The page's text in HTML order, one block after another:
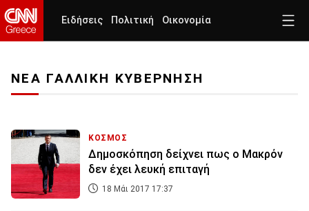
Ειδήσεις Πολιτική Οικονομία
ΝΕΑ ΓΑΛΛΙΚΗ ΚΥΒΕΡΝΗΣΗ
ΚΟΣΜΟΣ
Δημοσκόπηση δείχνει πως ο Μακρόν
δεν έχει λευκή επιταγή
18 Μάι 2017 17:37